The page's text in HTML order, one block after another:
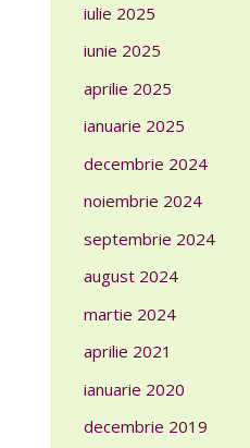
iulie 2025
iunie 2025
aprilie 2025
ianuarie 2025
decembrie 2024
noiembrie 2024
septembrie 2024
august 2024
martie 2024
aprilie 2021
ianuarie 2020
decembrie 2019